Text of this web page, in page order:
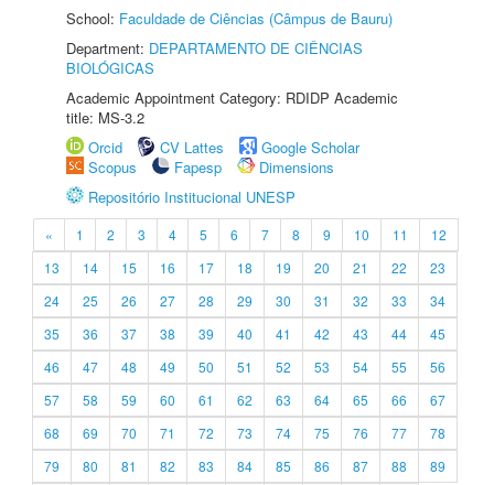
School: Faculdade de Ciências (Câmpus de Bauru)
Department: DEPARTAMENTO DE CIÊNCIAS
BIOLÓGICAS
Academic Appointment Category: RDIDP Academic
title: MS-3.2
Orcid
CV Lattes
Google Scholar
Scopus
Fapesp
Dimensions
Repositório Institucional UNESP
« 1 2 3 4 5 6 7 8 9 10 11
12
13
14 15 16 17 18 19 20 21 22
23
24
25 26 27 28 29 30 31 32 33
34
35
36 37 38 39 40 41 42 43 44
45
46
47 48 49 50 51 52 53 54 55
56
57
58 59 60 61 62 63 64 65 66
67
68
69 70 71 72 73 74 75 76 77
78
79
80 81 82 83 84 85 86 87 88
89